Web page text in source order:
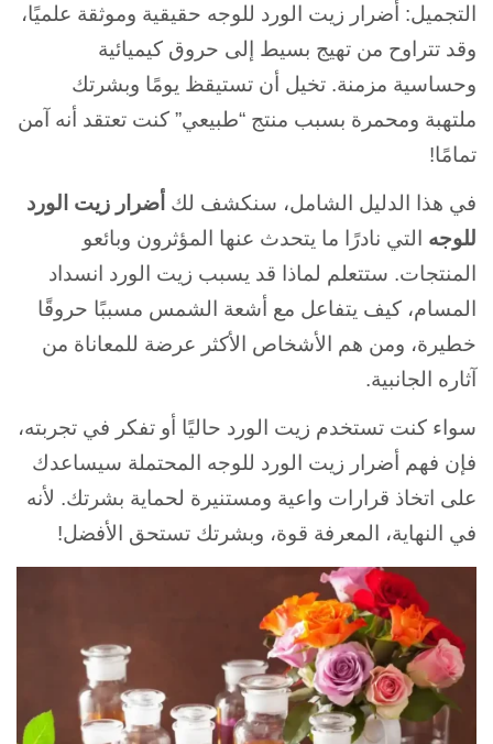
التجميل: أضرار زيت الورد للوجه حقيقية وموثقة علميًا،
وقد تتراوح من تهيج بسيط إلى حروق كيميائية
وحساسية مزمنة. تخيل أن تستيقظ يومًا وبشرتك
ملتهبة ومحمرة بسبب منتج “طبيعي” كنت تعتقد أنه آمن
تمامًا!
في هذا الدليل الشامل، سنكشف لك أضرار زيت الورد
للوجه التي نادرًا ما يتحدث عنها المؤثرون وبائعو
المنتجات. ستتعلم لماذا قد يسبب زيت الورد انسداد
المسام، كيف يتفاعل مع أشعة الشمس مسببًا حروقًا
خطيرة، ومن هم الأشخاص الأكثر عرضة للمعاناة من
آثاره الجانبية.
سواء كنت تستخدم زيت الورد حاليًا أو تفكر في تجربته،
فإن فهم أضرار زيت الورد للوجه المحتملة سيساعدك
على اتخاذ قرارات واعية ومستنيرة لحماية بشرتك. لأنه
في النهاية، المعرفة قوة، وبشرتك تستحق الأفضل!